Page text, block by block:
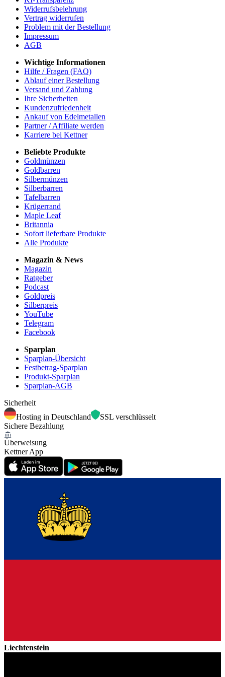
Widerrufsbelehrung
Vertrag widerrufen
Problem mit der Bestellung
Impressum
AGB
Wichtige Informationen
Hilfe / Fragen (FAQ)
Ablauf einer Bestellung
Versand und Zahlung
Ihre Sicherheiten
Kundenzufriedenheit
Ankauf von Edelmetallen
Partner / Affiliate werden
Karriere bei Kettner
Beliebte Produkte
Goldmünzen
Goldbarren
Silbermünzen
Silberbarren
Tafelbarren
Krügerrand
Maple Leaf
Britannia
Sofort lieferbare Produkte
Alle Produkte
Magazin & News
Magazin
Ratgeber
Podcast
Goldpreis
Silberpreis
YouTube
Telegram
Facebook
Sparplan
Sparplan-Übersicht
Festbetrag-Sparplan
Produkt-Sparplan
Sparplan-AGB
Sicherheit
Hosting in Deutschland
SSL verschlüsselt
Sichere Bezahlung
Überweisung
Kettner App
Liechtenstein